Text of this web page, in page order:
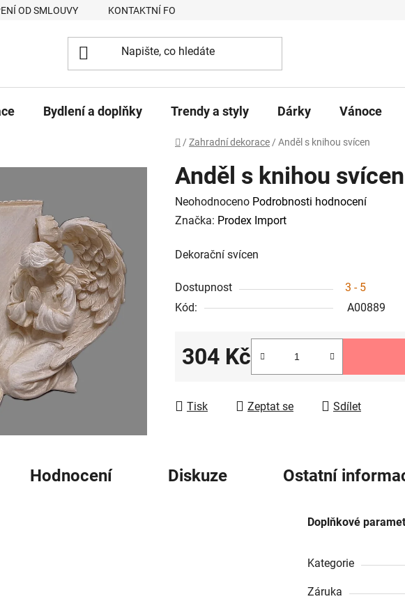
OD SMLOUVY KONTAKTNÍ FORMULÁŘ eDekor
Bydlení a doplňky Trendy a styly Dárky Vánoce
Domů
/ Zahradní dekorace / Anděl s knihou svícen
Anděl s knihou svícen
Průměrné
hodnocení
je
z
5
Neohodnoceno Podrobnosti hodnocení
Značka: Prodex Import
Dekorační svícen
Dostupnost
3 - 5
Kód:
A00889
304 Kč
Tisk Zeptat se Sdílet
Hodnocení Diskuze Ostatní
Doplňkové
Kategorie
Záruka